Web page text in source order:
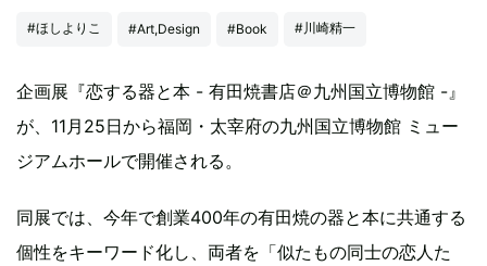
#ほしよりこ #Art,Design #Book #川崎精一
企画展『恋する器と本 - 有田焼書店＠九州国立博物館 -』
が、11月25日から福岡・太宰府の九州国立博物館 ミュー
ジアムホールで開催される。
同展では、今年で創業400年の有田焼の器と本に共通する
個性をキーワード化し、両者を「似たもの同士の恋人た